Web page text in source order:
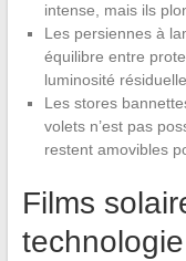
intense, mais ils
Les persiennes à
équilibre entre
luminosité
Les stores
volets n’est pas
restent amovibles
Films